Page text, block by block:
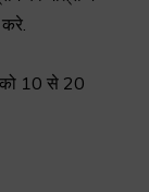
को 10 से 20